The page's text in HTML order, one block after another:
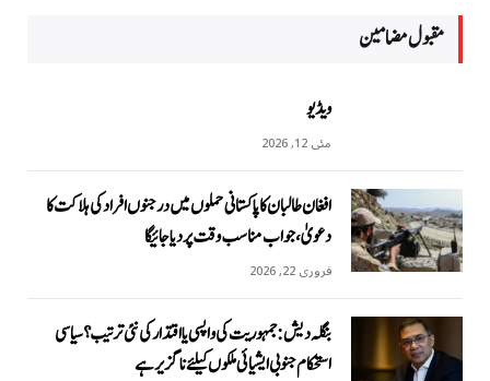
مقبول مضامين
ویڈیو
مئی 12, 2026
افغان طالبان کا پاکستانی حملوں میں درجنوں افراد کی ہلاکت کا
دعویٰ، جواب مناسب وقت پر دیا جائیگا
فروری 22, 2026
بنگلہ دیش: جمہوریت کی واپسی یا اقتدار کی نئی ترتیب؟ سیاسی
استحکام جنوبی ایشیائی ملکوں کیلئے ناگزیر ہے